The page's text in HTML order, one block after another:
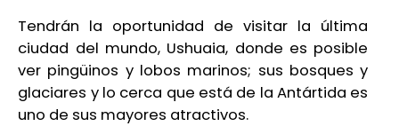
Tendrán la oportunidad de visitar la última
ciudad del mundo, Ushuaia, donde es posible
ver pingüinos y lobos marinos; sus bosques y
glaciares y lo cerca que está de la Antártida es
uno de sus mayores atractivos.